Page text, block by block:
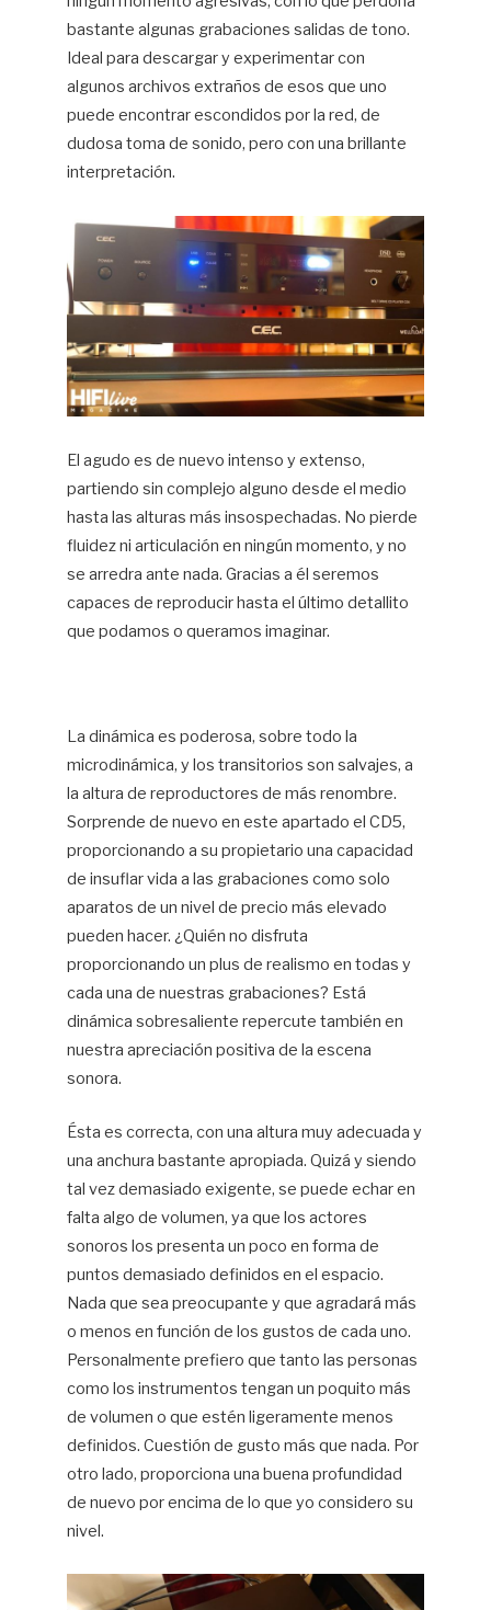
bastante algunas grabaciones salidas de tono.
Ideal para descargar y experimentar con
algunos archivos extraños de esos que uno
puede encontrar escondidos por la red, de
dudosa toma de sonido, pero con una brillante
interpretación.
El agudo es de nuevo intenso y extenso,
partiendo sin complejo alguno desde el medio
hasta las alturas más insospechadas. No pierde
fluidez ni articulación en ningún momento, y no
se arredra ante nada. Gracias a él seremos
capaces de reproducir hasta el último detallito
que podamos o queramos imaginar.
La dinámica es poderosa, sobre todo la
microdinámica, y los transitorios son salvajes, a
la altura de reproductores de más renombre.
Sorprende de nuevo en este apartado el CD5,
proporcionando a su propietario una capacidad
de insuflar vida a las grabaciones como solo
aparatos de un nivel de precio más elevado
pueden hacer. ¿Quién no disfruta
proporcionando un plus de realismo en todas y
cada una de nuestras grabaciones? Está
dinámica sobresaliente repercute también en
nuestra apreciación positiva de la escena
sonora.
Ésta es correcta, con una altura muy adecuada y
una anchura bastante apropiada. Quizá y siendo
tal vez demasiado exigente, se puede echar en
falta algo de volumen, ya que los actores
sonoros los presenta un poco en forma de
puntos demasiado definidos en el espacio.
Nada que sea preocupante y que agradará más
o menos en función de los gustos de cada uno.
Personalmente prefiero que tanto las personas
como los instrumentos tengan un poquito más
de volumen o que estén ligeramente menos
definidos. Cuestión de gusto más que nada. Por
otro lado, proporciona una buena profundidad
de nuevo por encima de lo que yo considero su
nivel.